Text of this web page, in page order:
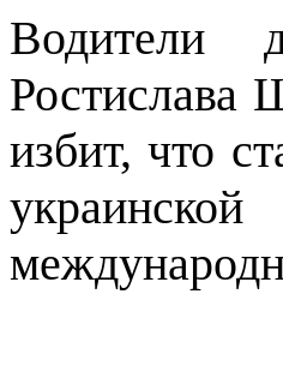
Водители
Ростислава
избит, что